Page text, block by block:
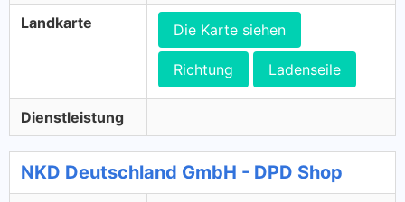
Landkarte Die Karte siehen
Richtung Ladenseile
Dienstleistung
NKD Deutschland GmbH - DPD Shop